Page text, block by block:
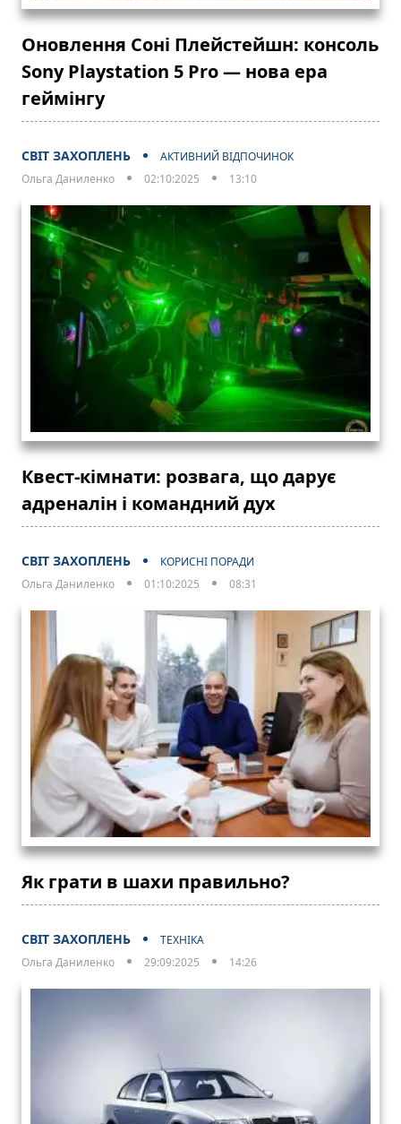
Оновлення Соні Плейстейшн: консоль
Sony Playstation 5 Pro — нова ера
геймінгу
СВІТ ЗАХОПЛЕНЬ
АКТИВНИЙ ВІДПОЧИНОК
Ольга Даниленко
02:10:2025 13:10
Квест-кімнати: розвага, що дарує
адреналін і командний дух
СВІТ ЗАХОПЛЕНЬ
КОРИСНІ ПОРАДИ
Ольга Даниленко
01:10:2025 08:31
Як грати в шахи правильно?
СВІТ ЗАХОПЛЕНЬ
ТЕХНІКА
Ольга Даниленко
29:09:2025 14:26